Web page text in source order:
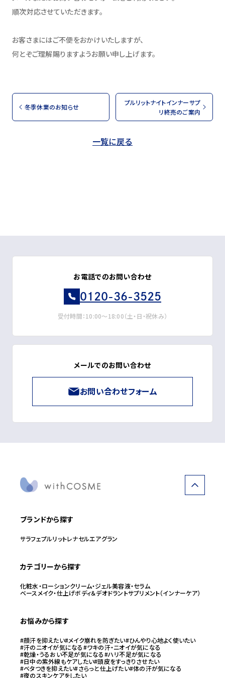
順次対応させていただきます。
お客さまにはご不便をおかけいたしますが、
何とぞご理解賜りますようお願い申し上げます。
冬季休業のお知らせ
一覧に戻る
プルリットナイトインナーサプ
リ終売のご案内
お電話でのお問い合わせ
0120-36-3525
受付時間：10:00～18:00（土・日・祝休み）
メールでのお問い合わせ
お問い合わせフォーム
ブランドから探す
サラフェプルリットレナセルエアグラン
カテゴリーから探す
化粧水・ローションクリーム・ジェル美容液・セラム
ベースメイク・仕上げボディ＆デオドラントサプリメント（インナーケア）
お悩みから探す
#顔汗を抑えたい#メイク崩れを防ぎたい#ひんやり心地よく使いたい
#汗のニオイが気になる#ワキの汗・ニオイが気になる
#乾燥・うるおい不足が気になる#ハリ不足が気になる
#日中の紫外線もケアしたい#頭皮をすっきりさせたい
#ベタつきを抑えたい#さらっと仕上げたい#体の汗が気になる
#夜のスキンケアをしたい